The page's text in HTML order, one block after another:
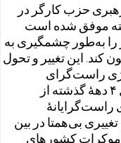
حزب کارگر در
موفق شده است
به‌طور چشمگیری به
این تغییر و تحول
راست‌گرای
“تاچریسم” در آن متولد شد و در طول ۴ دههٔ گذشته از
راست‌گرایانهٔ
بی‌همتا در بین
کشورهای